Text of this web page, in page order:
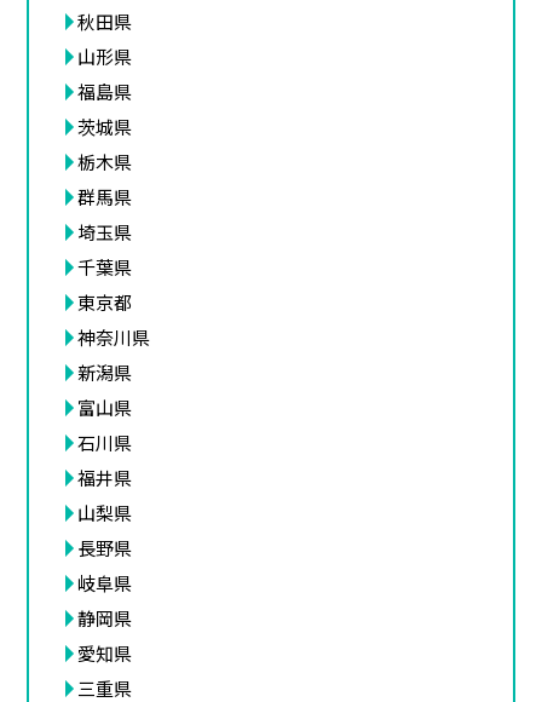
秋田県
山形県
福島県
茨城県
栃木県
群馬県
埼玉県
千葉県
東京都
神奈川県
新潟県
富山県
石川県
福井県
山梨県
長野県
岐阜県
静岡県
愛知県
三重県